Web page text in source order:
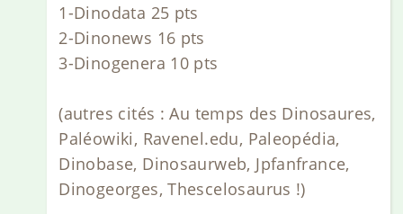
1-Dinodata 25 pts
2-Dinonews 16 pts
3-Dinogenera 10 pts
(autres cités : Au temps des Dinosaures,
Paléowiki, Ravenel.edu, Paleopédia,
Dinobase, Dinosaurweb, Jpfanfrance,
Dinogeorges, Thescelosaurus !)